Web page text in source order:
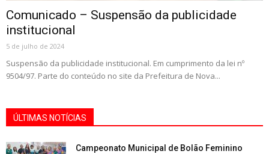
Comunicado – Suspensão da publicidade
institucional
5 de julho de 2024
Suspensão da publicidade institucional. Em cumprimento da lei nº
9504/97. Parte do conteúdo no site da Prefeitura de Nova...
ÚLTIMAS NOTÍCIAS
Campeonato Municipal de Bolão Feminino